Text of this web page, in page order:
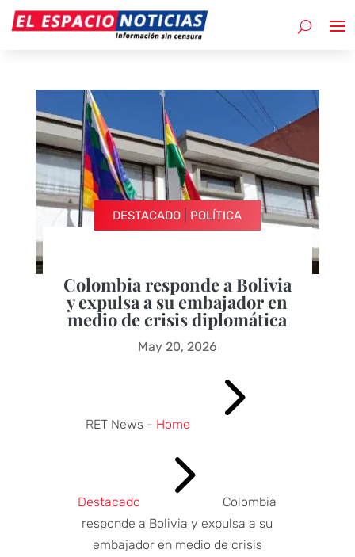
DESTACADO POLÍTICA
Colombia responde a Bolivia
y expulsa a su embajador en
medio de crisis diplomática
May 20, 2026
RET News - Home 5
Destacado 5
Colombia
responde a Bolivia y expulsa a su
embajador en medio de crisis